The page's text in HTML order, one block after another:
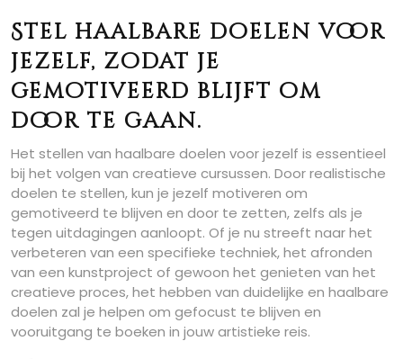
Stel haalbare doelen voor
jezelf, zodat je
gemotiveerd blijft om
door te gaan.
Het stellen van haalbare doelen voor jezelf is essentieel
bij het volgen van creatieve cursussen. Door realistische
doelen te stellen, kun je jezelf motiveren om
gemotiveerd te blijven en door te zetten, zelfs als je
tegen uitdagingen aanloopt. Of je nu streeft naar het
verbeteren van een specifieke techniek, het afronden
van een kunstproject of gewoon het genieten van het
creatieve proces, het hebben van duidelijke en haalbare
doelen zal je helpen om gefocust te blijven en
vooruitgang te boeken in jouw artistieke reis.